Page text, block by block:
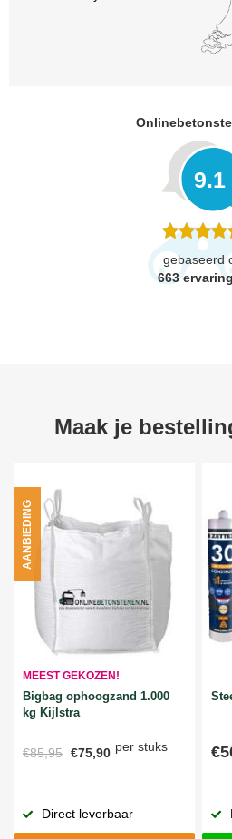
9.1
gebaseerd
663
Maak je
MEEST GEKOZEN!
Bigbag ophoogzand 1.000
kg Kijlstra
€85,95 €75,90 per stuks
AANBIEDING
Direct leverbaar